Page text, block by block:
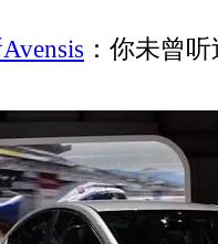
：你未曾听